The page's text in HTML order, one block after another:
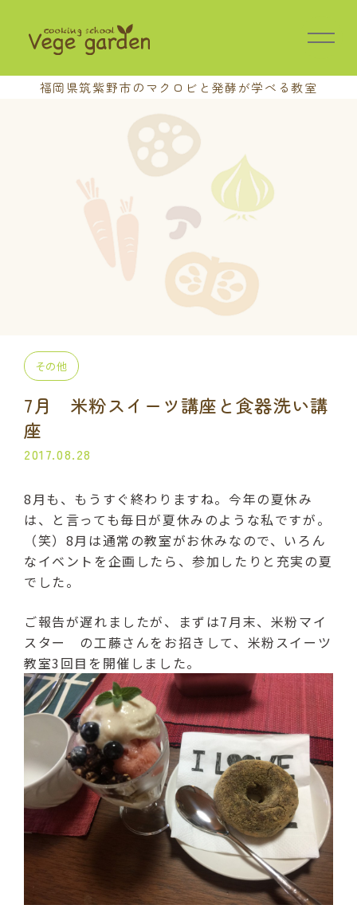
福岡県筑紫野市のマクロビと発酵が学べる教室
教室の特長
中級講座
上級講座
プライベート講座
コラボ・イベント
当日の流れ
BLOG
よくある質問 受講生の声
ご利用規約
プライバシーポリシー
申込・お問い合わせ
070-2013-1969
（受付時間：9:00〜17:00）
LINE友達登録はこちら
24時間受付（対応時間：9:00〜17:00）
その他
7月 米粉スイーツ講座と食器洗い講
座
2017.08.28
8月も、もうすぐ終わりますね。今年の夏休み
は、と言っても毎日が夏休みのような私ですが。
（笑）8月は通常の教室がお休みなので、いろん
なイベントを企画したら、参加したりと充実の夏
でした。
ご報告が遅れましたが、まずは7月末、米粉マイ
スター の工藤さんをお招きして、米粉スイーツ
教室3回目を開催しました。